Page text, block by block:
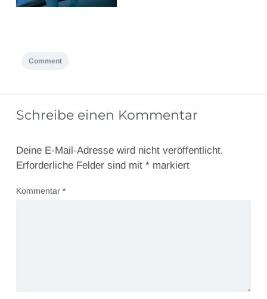
Comment
Schreibe einen Kommentar
Deine E-Mail-Adresse wird nicht veröffentlicht.
Erforderliche Felder sind mit *markiert
Kommentar *